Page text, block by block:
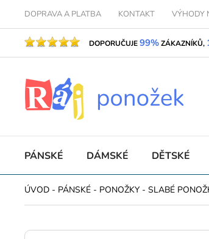
DOPRAVA A PLATBA KONTAKT VÝHODY
DOPORUČUJE99%ZÁKAZNÍKŮ,
PÁNSKÉ DÁMSKÉ DĚTSKÉ
ÚVOD - PÁNSKÉ - PONOŽKY -SLABÉ